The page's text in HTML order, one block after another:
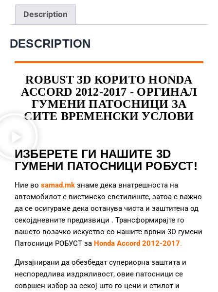
Description
DESCRIPTION
ROBUST 3D КОРИТО HONDA
ACCORD 2012-2017 - ОРГИНАЛ
ГУМЕНИ ПАТОСНИЦИ ЗА
СИТЕ ВРЕМЕНСКИ УСЛОВИ
ИЗБЕРЕТЕ ГИ НАШИТЕ 3D
ГУМЕНИ ПАТОСНИЦИ РОБУСТ!
Ние во samad.mk знаме дека внатрешноста на
автомобилот е вистинско светилиште, затоа е важно
да се осигураме дека останува чиста и заштитена од
секојдневните предизвици . Трансформирајте го
вашето возачко искуство со нашите врвни 3D гумени
Патосници РОБУСТ за Honda Accord 2012-2017.
Дизајнирани да обезбедат супериорна заштита и
неспоредлива издржливост, овие патосници се
совршен избор за секој што го цени и стилот и